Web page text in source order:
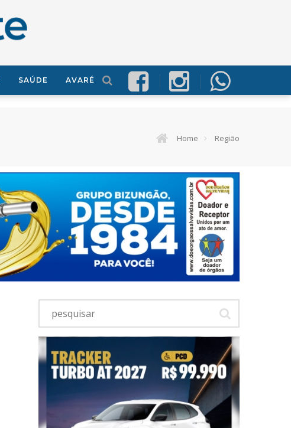
SAÚDE AVARÉ
Home Região